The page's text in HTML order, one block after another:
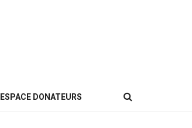
ESPACE DONATEURS